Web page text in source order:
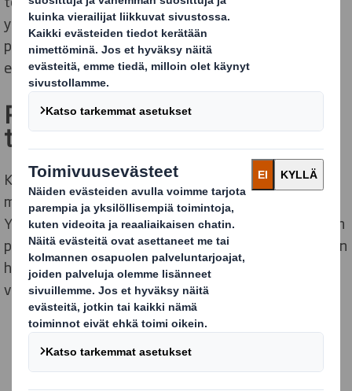
ympäristökuormitusta, on merkityksellistä, että
pakkaukset ovat ekologisia, toimivat logistiikassa ja
että ne saadaan helposti nostettua esiin kaupassa.
Pakkaus, joka toimii monella
tavalla
Kun yrityksessä mietittiin Sammalnapit -tuotteelle
myyntipakkausta, kääntyi se DS Smithin puoleen.
Yhteistyön näkyvänä hedelmänä syntyi aaltopahvinen
pakkaus, joka palvelee sekä tuotepakkauksena kaupan
hyllyssä että toimii postituspakkauksena
verkkokaupassa.